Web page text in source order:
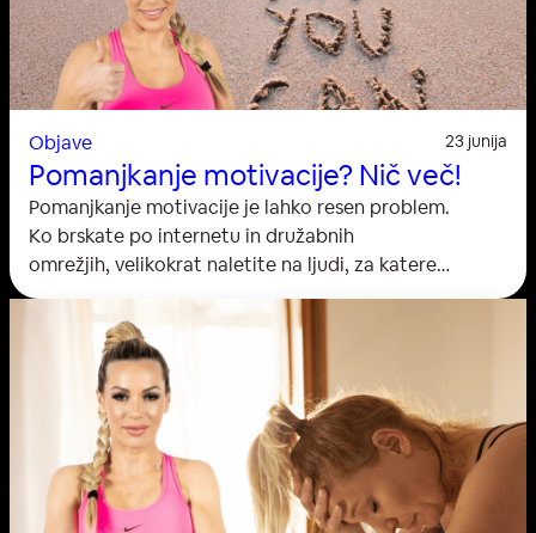
Objave 23 junija
Pomanjkanje motivacije? Nič več!
Pomanjkanje motivacije je lahko resen problem.
Ko brskate po internetu in družabnih
omrežjih, velikokrat naletite na ljudi, za katere
se vam zdi, da imajo neskončno energijo za vsak
dan. Najverjetneje se sprašujete, kako jim to
uspeva. Se tudi sami težko gibate in motivirate za
trening? Se zalotite, da se kdaj vprašate “Zakaj tega
ne morem sama storiti”? ali “Kako naj telovadim? »Ali
morda uživate v vadbi, a pogosto
preprosto niste razpoloženi za…